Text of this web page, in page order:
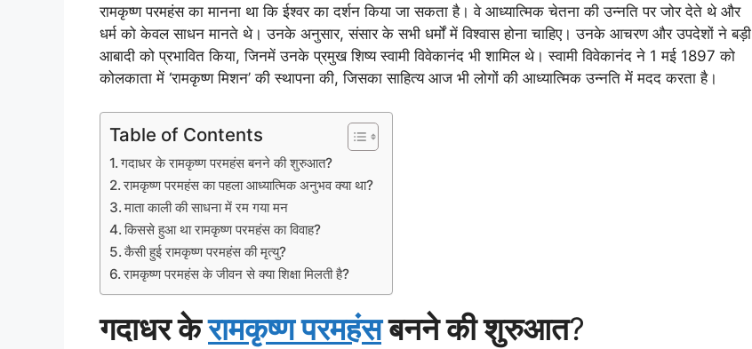
रामकृष्ण परमहंस का मानना था कि ईश्वर का दर्शन किया जा सकता है। वे आध्यात्मिक चेतना की उन्नति पर जोर देते थे और
धर्म को केवल साधन मानते थे। उनके अनुसार, संसार के सभी धर्मों में विश्वास होना चाहिए। उनके आचरण और उपदेशों ने बड़ी
आबादी को प्रभावित किया, जिनमें उनके प्रमुख शिष्य स्वामी विवेकानंद भी शामिल थे। स्वामी विवेकानंद ने 1 मई 1897 को
कोलकाता में ‘रामकृष्ण मिशन’ की स्थापना की, जिसका साहित्य आज भी लोगों की आध्यात्मिक उन्नति में मदद करता है।
Table of Contents
गदाधर के रामकृष्ण परमहंस बनने की शुरुआत?
रामकृष्ण परमहंस का पहला आध्यात्मिक अनुभव क्या था?
माता काली की साधना में रम गया मन
किससे हुआ था रामकृष्ण परमहंस का विवाह?
कैसी हुई रामकृष्ण परमहंस की मृत्यु?
रामकृष्ण परमहंस के जीवन से क्या शिक्षा मिलती है?
गदाधर केरामकृष्ण परमहंसबनने की शुरुआत?